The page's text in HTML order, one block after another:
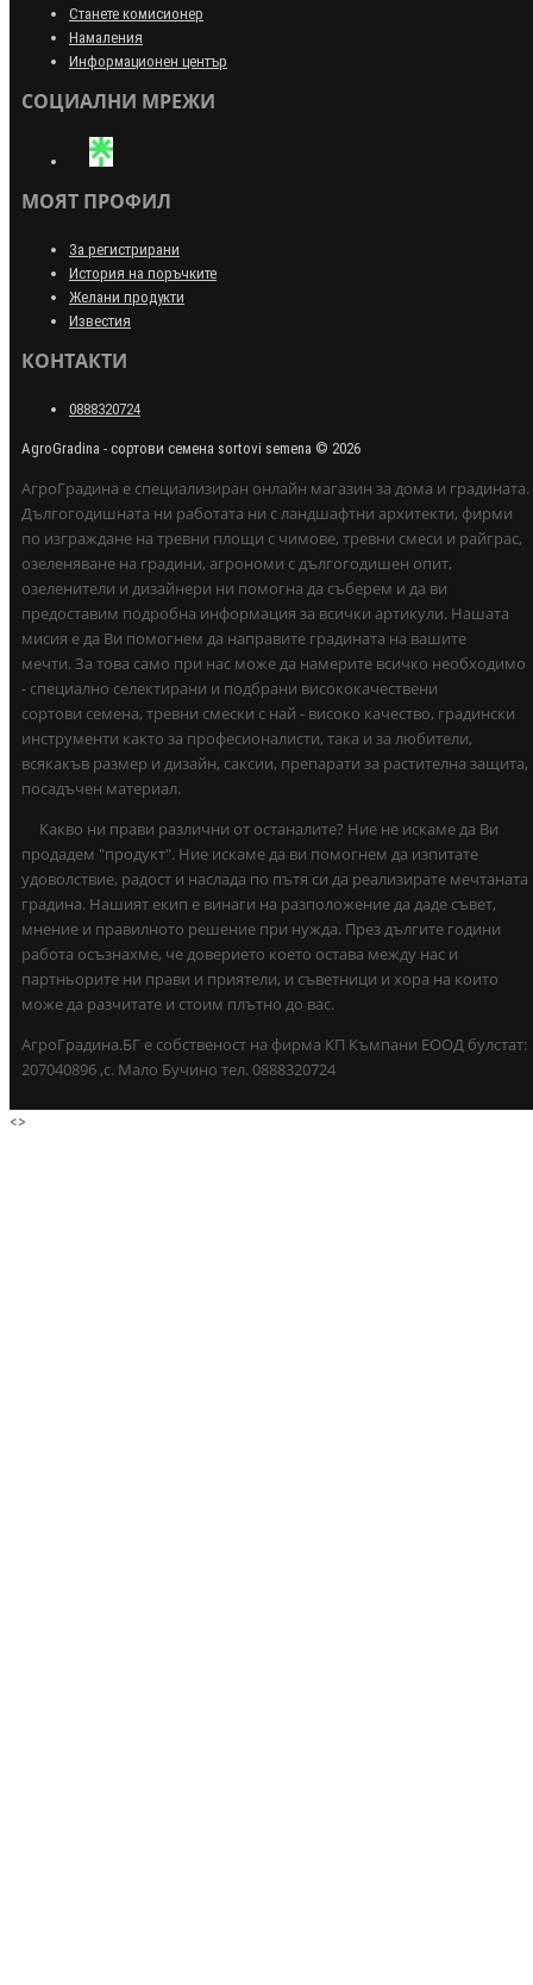
Станете комисионер
Намаления
Информационен център
СОЦИАЛНИ МРЕЖИ
МОЯТ ПРОФИЛ
За регистрирани
История на поръчките
Желани продукти
Известия
КОНТАКТИ
0888320724
AgroGradina - сортови семена sortovi semena © 2026
АгроГрадина е специализиран онлайн магазин за дома и градината.
Дългогодишната ни работата ни с ландшафтни архитекти, фирми
по изграждане на тревни площи с чимове, тревни смеси и райграс,
озеленяване на градини, агрономи с дългогодишен опит,
озеленители и дизайнери ни помогна да съберем и да ви
предоставим подробна информация за всички артикули. Нашата
мисия е да Ви помогнем да направите градината на вашите
мечти. За това само при нас може да намерите всичко необходимо
- специално селектирани и подбрани висококачествени
сортови семена, тревни смески с най - високо качество, градински
инструменти както за професионалисти, така и за любители,
всякакъв размер и дизайн, саксии, препарати за растителна защита,
посадъчен материал.
Какво ни прави различни от останалите? Ние не искаме да Ви
продадем "продукт". Ние искаме да ви помогнем да изпитате
удоволствие, радост и наслада по пътя си да реализирате мечтаната
градина. Нашият екип е винаги на разположение да даде съвет,
мнение и правилното решение при нужда. През дългите години
работа осъзнахме, че доверието което остава между нас и
партньорите ни прави и приятели, и съветници и хора на които
може да разчитате и стоим плътно до вас.
АгроГрадина.БГ е собственост на фирма КП Къмпани ЕООД булстат:
207040896 ,с. Мало Бучино тел. 0888320724
<>